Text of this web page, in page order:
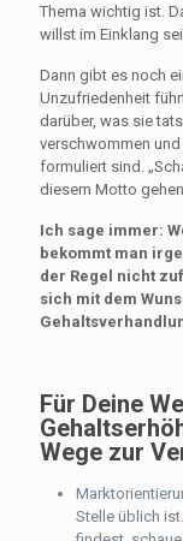
Thema wichtig ist.
willst im Einklang
Dann gibt es noch
Unzufriedenheit
darüber, was sie
verschwommen
formuliert sind.
diesem Motto
Ich sage immer:
bekommt man
der Regel nicht
sich mit dem
Für Deine
Wege zur
Stelle üblich